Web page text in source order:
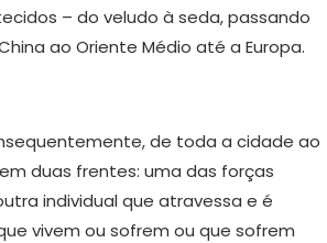
– do veludo à seda, passando
ao Oriente Médio até a Europa.
de toda a cidade ao
duas frentes: uma das forças
individual que atravessa e é
vivem ou sofrem ou que sofrem